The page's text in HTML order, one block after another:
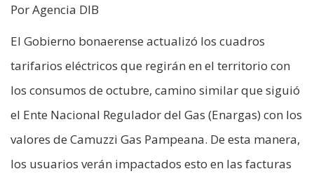
Por Agencia DIB
El Gobierno bonaerense actualizó los cuadros
tarifarios eléctricos que regirán en el territorio con
los consumos de octubre, camino similar que siguió
el Ente Nacional Regulador del Gas (Enargas) con los
valores de Camuzzi Gas Pampeana. De esta manera,
los usuarios verán impactados esto en las facturas